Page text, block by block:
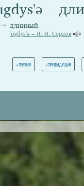
–
длинный
'ugdys'ə – И. И. Серков
« ПЕРВАЯ ‹ ПРЕДЫДУЩАЯ